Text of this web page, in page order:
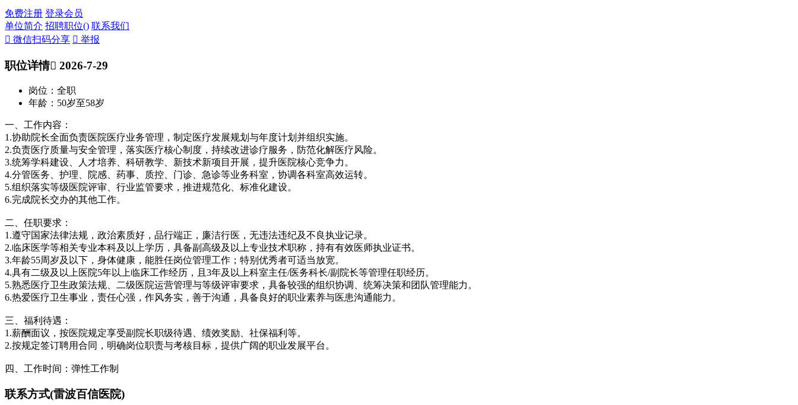
免费注册 登录会员
单位简介 招聘职位() 联系我们
 微信扫码分享  举报
职位详情 2026-7-29
岗位：全职
年龄：50岁至58岁
一、工作内容：
1.协助院长全面负责医院医疗业务管理，制定医疗发展规划与年度计划并组织实施。
2.负责医疗质量与安全管理，落实医疗核心制度，持续改进诊疗服务，防范化解医疗风险。
3.统筹学科建设、人才培养、科研教学、新技术新项目开展，提升医院核心竞争力。
4.分管医务、护理、院感、药事、质控、门诊、急诊等业务科室，协调各科室高效运转。
5.组织落实等级医院评审、行业监管要求，推进规范化、标准化建设。
6.完成院长交办的其他工作。
二、任职要求：
1.遵守国家法律法规，政治素质好，品行端正，廉洁行医，无违法违纪及不良执业记录。
2.临床医学等相关专业本科及以上学历，具备副高级及以上专业技术职称，持有有效医师执业证书。
3.年龄55周岁及以下，身体健康，能胜任岗位管理工作；特别优秀者可适当放宽。
4.具有二级及以上医院5年以上临床工作经历，且3年及以上科室主任/医务科长/副院长等管理任职经历。
5.熟悉医疗卫生政策法规、二级医院运营管理与等级评审要求，具备较强的组织协调、统筹决策和团队管理能力。
6.热爱医疗卫生事业，责任心强，作风务实，善于沟通，具备良好的职业素养与医患沟通能力。
三、福利待遇：
1.薪酬面议，按医院规定享受副院长职级待遇、绩效奖励、社保福利等。
2.按规定签订聘用合同，明确岗位职责与考核目标，提供广阔的职业发展平台。
四、工作时间：弹性工作制
联系方式(雷波百信医院)